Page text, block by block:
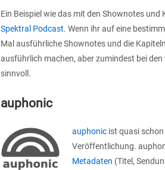
Ein Beispiel wie das mit den Shownotes
Spektral Podcast. Wenn ihr auf eine
Mal ausführliche Shownotes und die
ausführlich machen, aber zumindest bei
sinnvoll.
auphonic
auphonic ist quasi
Veröffentlichung.
Metadaten (Titel,